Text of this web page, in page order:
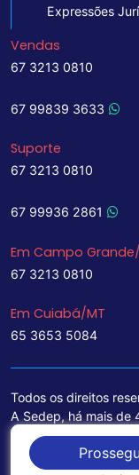
Expressões
Vendas
67 3213 0810
67 99839 3633
Suporte
67 3213 0810
67 99936 2861
Em Campo
67 3213 0810
Em Cuiabá/MT
65 3653 5084
Todos os direitos
A Sedep, há mais de
treinamento de
ponta para a